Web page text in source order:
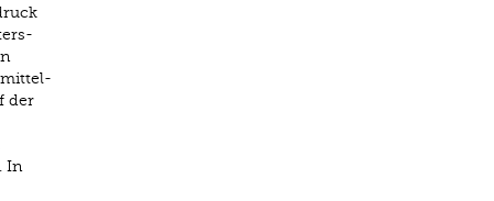
mittel-
der
In